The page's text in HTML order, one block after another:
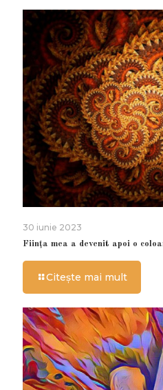
30 iunie 2023
Ființa mea a devenit apoi o
Citește mai mult